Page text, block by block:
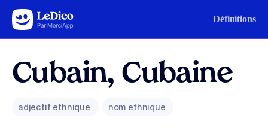
Aller au contenu Définitions
Cubain, Cubaine
adjectif ethnique nom ethnique